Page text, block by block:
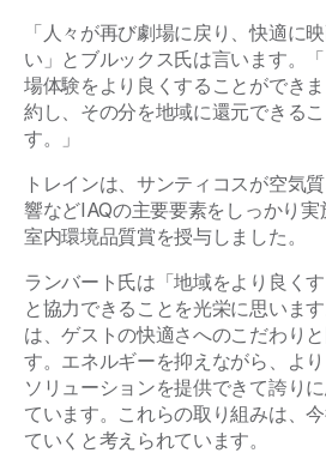
「人々が再び劇場に戻り、快適に
い」とブルックス氏は言います。
場体験をより良くすることができ
約し、その分を地域に還元できる
す。」
トレインは、サンティコスが空気
響などIAQの主要要素をしっかり実
室内環境品質賞を授与しました。
ランバート氏は「地域をより良く
と協力できることを光栄に思いま
は、ゲストの快適さへのこだわり
す。エネルギーを抑えながら、よ
ソリューションを提供できて誇り
ています。これらの取り組みは、
ていくと考えられています。